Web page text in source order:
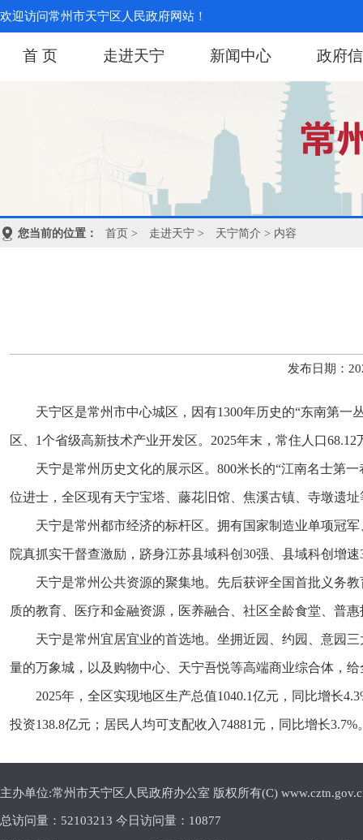
欢迎访问常州市天宁区人民政府网站！
首 页 走进天宁 新闻中心 政府
您当前的位置： 首页 > 走进天宁 > 天宁简介 > 内容
发布日期：
天宁区是常州市中心城区，因有1300年历史的“东南第
区、1个省级高新技术产业开发区。2025年末，常住人口68.12
天宁是常州历史文化的展示区。800米长的“江南名士第
位进士，全区现有天宁宝塔、藤花旧馆、焦溪古镇、寺墩遗
天宁是常州都市经济的标杆区。拥有国家制造业单项冠
院真抓实干督查激励，跻身江苏县域科创30强、县域科创增
天宁是常州公共资源的聚集地。先后获评全国首批义务
质的教育、医疗和金融资源，医养融合、社区全龄食堂、普
天宁是常州宜居宜业的首选地。坐拥近园、约园、意园
量的万象城，以及购物中心、天宁吾悦等高端商业综合体，
2025年，全区实现地区生产总值1040.1亿元，同比增长
投资138.8亿元；居民人均可支配收入74881元，同比增长3.7%
主办单位:常州市天宁区人民政府办公室 版权所有(C)
总访问量： 52103213 今日访问量： 10877